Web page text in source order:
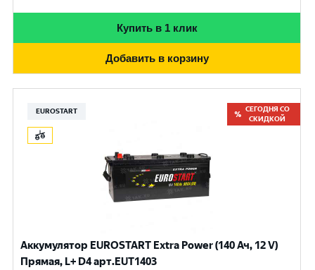
Купить в 1 клик
Добавить в корзину
EUROSTART
СЕГОДНЯ СО
СКИДКОЙ
Аккумулятор EUROSTART Extra Power (140 Ач, 12 V)
Прямая, L+ D4 арт.EUT1403